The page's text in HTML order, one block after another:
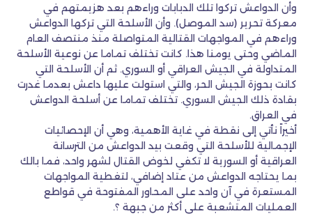
وأن الدواعش تركوا تلك الدبابات وراءهم بعد هزيمتهم في
معركة تحرير (سد الموصل). وأن الأسلحة التي تركها الدواعش
وراءهم في المواجهات القتالية المتواصلة منذ منتصف العام
الماضي وحتى يومنا هذا. كانت تختلف تماما عن نوعية الأسلحة
المتداولة في الجيش العراقي أو السوري. ثم أن الأسلحة التي
كانت بحوزة الجيش الحر، والتي استولت عليها داعش بعدما غدرت
بقادة ذلك الجيش السوري. تختلف تماما عن أسلحة الدواعش
في العراق.
أخيراً نأتي إلى نقطة في غاية الأهمية، وهي أن الإحصائيات
الإجمالية للأسلحة التي وقعت بيد الدواعش من الترسانة
العراقية أو السورية لا تكفي لخوض القتال لشهر واحد، فما بالك
بما يحتاجه الدواعش من عتاد إضافي، لتغطية المواجهات
المستعرة في آن واحد على المحاور المفتوحة في قواطع
العمليات المتشعبة على أكثر من جبهة ؟.